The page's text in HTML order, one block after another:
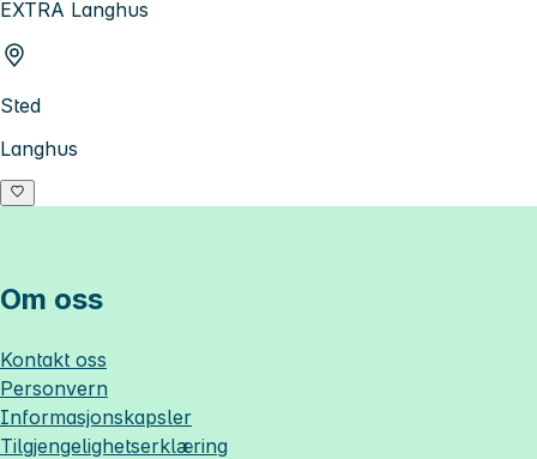
EXTRA Langhus
Sted
Langhus
Om oss
Kontakt oss
Personvern
Informasjonskapsler
Tilgjengelighetserklæring